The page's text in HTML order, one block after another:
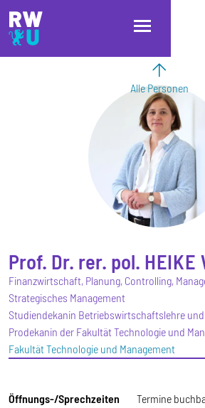
Direkt zum Inhalt
Direkt zur Hauptnavigation
Direkt zum Fußbereich
Alle Personen
Prof. Dr. rer. pol. HEIKE
Finanzwirtschaft, Planung, Controlling,
Strategisches Management
Studiendekanin Betriebswirtschaftslehre und
Prodekanin der Fakultät Technologie und
Fakultät Technologie und Management
Öffnungs-/Sprechzeiten
Termine